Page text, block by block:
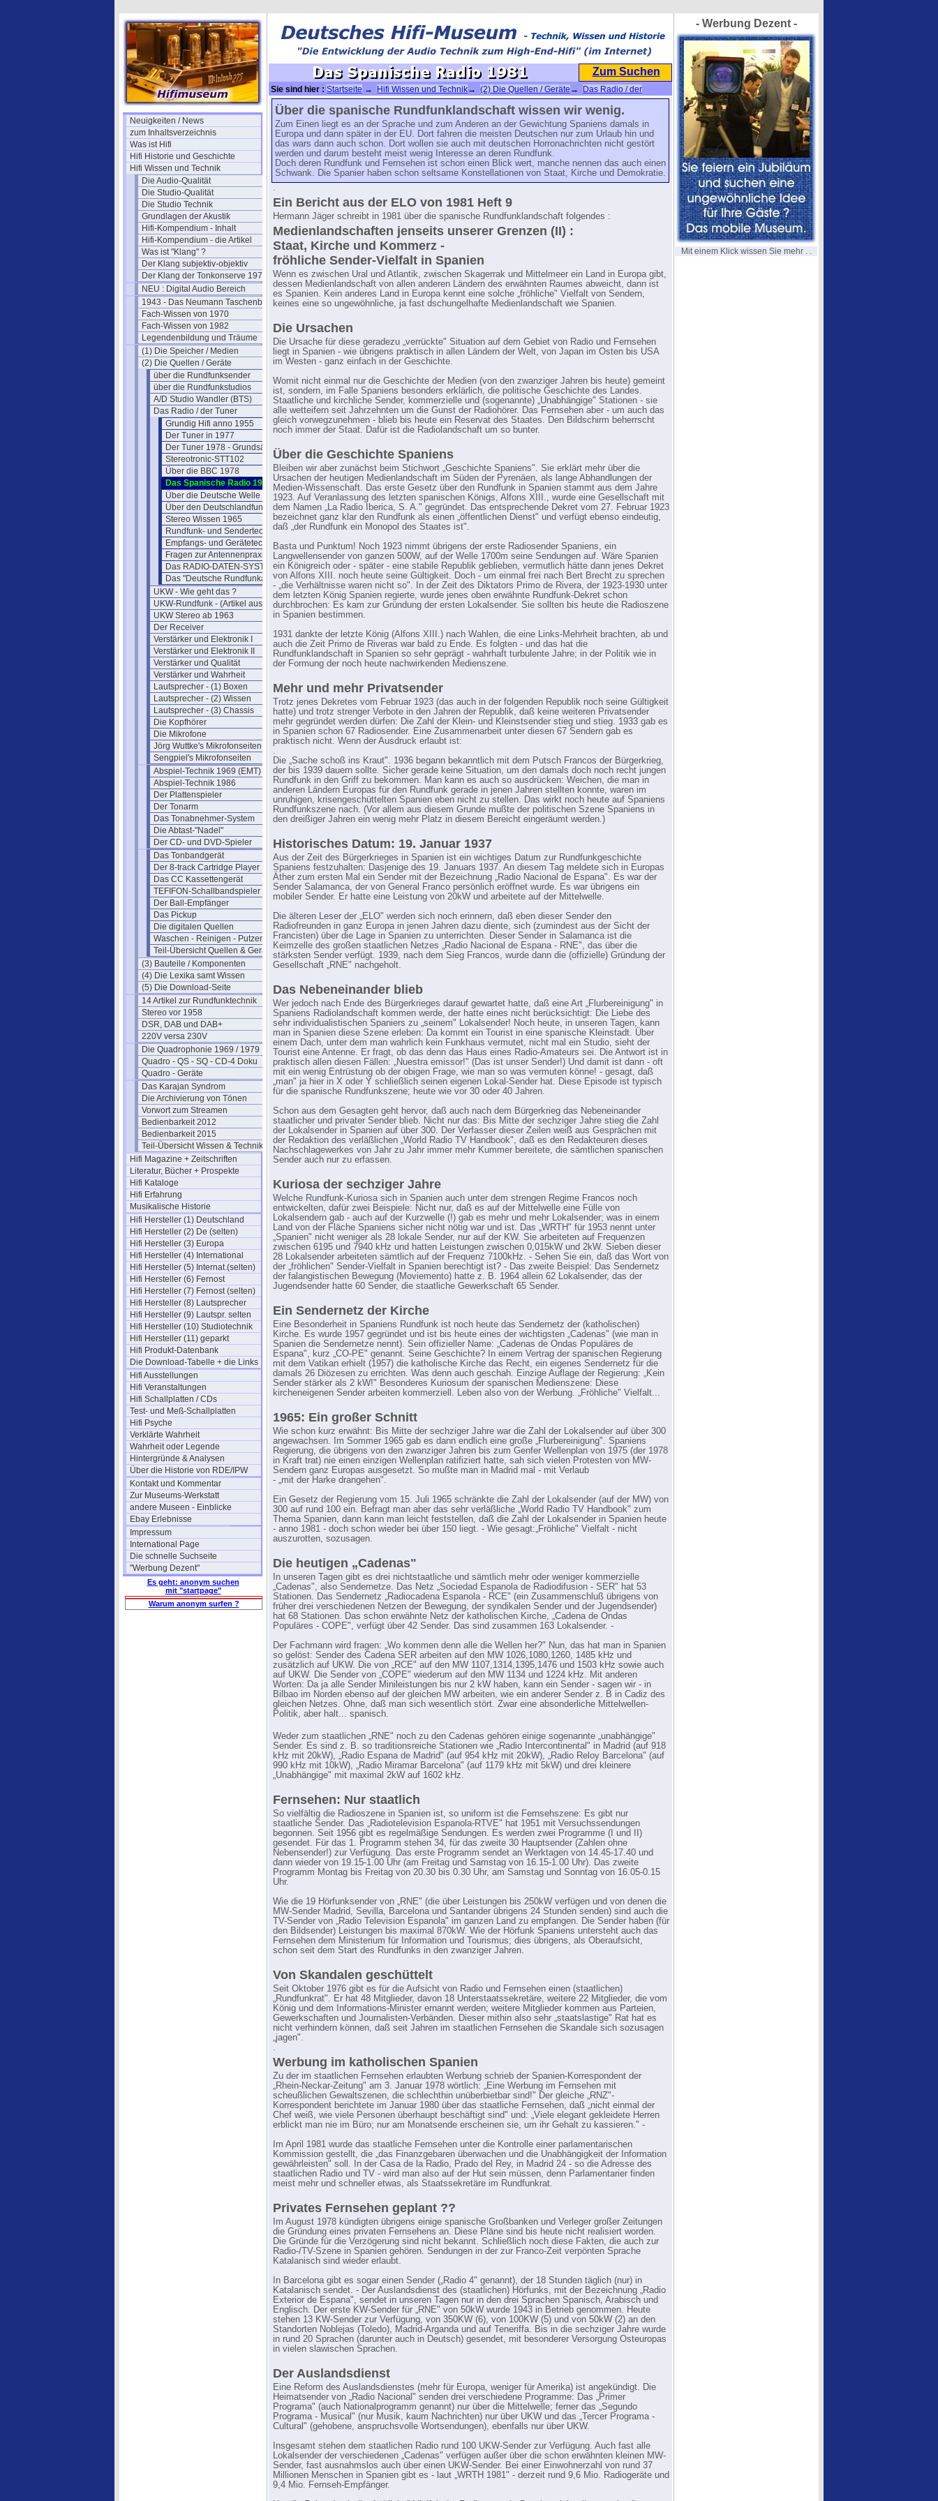
Neuigkeiten / News
zum Inhaltsverzeichnis
Was ist Hifi
Hifi Historie und Geschichte
Hifi Wissen und Technik
Die Audio-Qualität
Die Studio-Qualität
Die Studio Technik
Grundlagen der Akustik
Hifi-Kompendium - Inhalt
Hifi-Kompendium - die Artikel
Was ist "Klang" ?
Der Klang subjektiv-objektiv
Der Klang der Tonkonserve 1979
NEU : Digital Audio Bereich
1943 - Das Neumann Taschenbuch
Fach-Wissen von 1970
Fach-Wissen von 1982
Legendenbildung und Träume
(1) Die Speicher / Medien
(2) Die Quellen / Geräte
über die Rundfunksender
über die Rundfunkstudios
A/D Studio Wandler (BTS)
Das Radio / der Tuner
Grundig Hifi anno 1955
Der Tuner in 1977
Der Tuner 1978 - Grundsätzliches
Stereotronic-STT102
Über die BBC 1978
Das Spanische Radio 1981
Über die Deutsche Welle 1980
Über den Deutschlandfunk 1980
Stereo Wissen 1965
Rundfunk- und Sendertechnik
Empfangs- und Gerätetechnik
Fragen zur Antennenpraxis 1982
Das RADIO-DATEN-SYSTEM
Das "Deutsche Rundfunkarchiv"
UKW - Wie geht das ?
UKW-Rundfunk - (Artikel aus 1950)
UKW Stereo ab 1963
Der Receiver
Verstärker und Elektronik I
Verstärker und Elektronik II
Verstärker und Qualität
Verstärker und Wahrheit
Lautsprecher - (1) Boxen
Lautsprecher - (2) Wissen
Lautsprecher - (3) Chassis
Die Kopfhörer
Die Mikrofone
Jörg Wuttke's Mikrofonseiten
Sengpiel's Mikrofonseiten
Abspiel-Technik 1969 (EMT)
Abspiel-Technik 1986
Der Plattenspieler
Der Tonarm
Das Tonabnehmer-System
Die Abtast-"Nadel"
Der CD- und DVD-Spieler
Das Tonbandgerät
Der 8-track Cartridge Player
Das CC Kassettengerät
TEFIFON-Schallbandspieler (1950)
Der Ball-Empfänger
Das Pickup
Die digitalen Quellen
Waschen - Reinigen - Putzen
Teil-Übersicht Quellen & Geräte
(3) Bauteile / Komponenten
(4) Die Lexika samt Wissen
(5) Die Download-Seite
14 Artikel zur Rundfunktechnik
Stereo vor 1958
DSR, DAB und DAB+
220V versa 230V
Die Quadrophonie 1969 / 1979
Quadro - QS - SQ - CD-4 Doku
Quadro - Geräte
Das Karajan Syndrom
Die Archivierung von Tönen
Vorwort zum Streamen
Bedienbarkeit 2012
Bedienbarkeit 2015
Teil-Übersicht Wissen & Technik
Hifi Magazine + Zeitschriften
Literatur, Bücher + Prospekte
Hifi Kataloge
Hifi Erfahrung
Musikalische Historie
Hifi Hersteller (1) Deutschland
Hifi Hersteller (2) De (selten)
Hifi Hersteller (3) Europa
Hifi Hersteller (4) International
Hifi Hersteller (5) Internat.(selten)
Hifi Hersteller (6) Fernost
Hifi Hersteller (7) Fernost (selten)
Hifi Hersteller (8) Lautsprecher
Hifi Hersteller (9) Lautspr. selten
Hifi Hersteller (10) Studiotechnik
Hifi Hersteller (11) geparkt
Hifi Produkt-Datenbank
Die Download-Tabelle + die Links
Hifi Ausstellungen
Hifi Veranstaltungen
Hifi Schallplatten / CDs
Test- und Meß-Schallplatten
Hifi Psyche
Verklärte Wahrheit
Wahrheit oder Legende
Hintergründe & Analysen
Über die Historie von RDE/IPW
Kontakt und Kommentar
Zur Museums-Werkstatt
andere Museen - Einblicke
Ebay Erlebnisse
Impressum
International Page
Die schnelle Suchseite
"Werbung Dezent"
Es geht: anonym suchen
mit "startpage"
Warum anonym surfen ?
Zum Suchen
Sie sind hier : Startseite → Hifi Wissen und Technik→ (2) Die Quellen / Geräte →
Das Radio / der
Tuner→ Das Spanische Radio 1981
Über die spanische Rundfunklandschaft wissen wir wenig.
Zum Einen liegt es an der Sprache und zum Anderen an der Gewichtung Spaniens damals in
Europa und dann später in der EU. Dort fahren die meisten Deutschen nur zum Urlaub hin und
das wars dann auch schon. Dort wollen sie auch mit deutschen Horronachrichten nicht gestört
werden und darum besteht meist wenig Interesse an deren Rundfunk.
Doch deren Rundfunk und Fernsehen ist schon einen Blick wert, manche nennen das auch einen
Schwank. Die Spanier haben schon seltsame Konstellationen von Staat, Kirche und Demokratie.
.
Ein Bericht aus der ELO von 1981 Heft 9
Hermann Jäger schreibt in 1981 über die spanische Rundfunklandschaft folgendes :
Medienlandschaften jenseits unserer Grenzen (II) :
Staat, Kirche und Kommerz -
fröhliche Sender-Vielfalt in Spanien
Wenn es zwischen Ural und Atlantik, zwischen Skagerrak und Mittelmeer ein Land in Europa gibt,
dessen Medienlandschaft von allen anderen Ländern des erwähnten Raumes abweicht, dann ist
es Spanien. Kein anderes Land in Europa kennt eine solche „fröhliche" Vielfalt von Sendern,
keines eine so ungewöhnliche, ja fast dschungelhafte Medienlandschaft wie Spanien.
Die Ursachen
Die Ursache für diese geradezu „verrückte" Situation auf dem Gebiet von Radio und Fernsehen
liegt in Spanien - wie übrigens praktisch in allen Ländern der Welt, von Japan im Osten bis USA
im Westen - ganz einfach in der Geschichte.
Womit nicht einmal nur die Geschichte der Medien (von den zwanziger Jahren bis heute) gemeint
ist, sondern, im Falle Spaniens besonders erklärlich, die politische Geschichte des Landes.
Staatliche und kirchliche Sender, kommerzielle und (sogenannte) „Unabhängige" Stationen - sie
alle wetteifern seit Jahrzehnten um die Gunst der Radiohörer. Das Fernsehen aber - um auch das
gleich vorwegzunehmen - blieb bis heute ein Reservat des Staates. Den Bildschirm beherrscht
noch immer der Staat. Dafür ist die Radiolandschaft um so bunter.
Über die Geschichte Spaniens
Bleiben wir aber zunächst beim Stichwort „Geschichte Spaniens". Sie erklärt mehr über die
Ursachen der heutigen Medienlandschaft im Süden der Pyrenäen, als lange Abhandlungen der
Medien-Wissenschaft. Das erste Gesetz über den Rundfunk in Spanien stammt aus dem Jahre
1923. Auf Veranlassung des letzten spanischen Königs, Alfons XIII., wurde eine Gesellschaft mit
dem Namen „La Radio Iberica, S. A." gegründet. Das entsprechende Dekret vom 27. Februar 1923
bezeichnet ganz klar den Rundfunk als einen „öffentlichen Dienst" und verfügt ebenso eindeutig,
daß „der Rundfunk ein Monopol des Staates ist".
Basta und Punktum! Noch 1923 nimmt übrigens der erste Radiosender Spaniens, ein
Langwellensender von ganzen 500W, auf der Welle 1700m seine Sendungen auf. Wäre Spanien
ein Königreich oder - später - eine stabile Republik geblieben, vermutlich hätte dann jenes Dekret
von Alfons XIII. noch heute seine Gültigkeit. Doch - um einmal frei nach Bert Brecht zu sprechen
- „die Verhältnisse waren nicht so". In der Zeit des Diktators Primo de Rivera, der 1923-1930 unter
dem letzten König Spanien regierte, wurde jenes oben erwähnte Rundfunk-Dekret schon
durchbrochen: Es kam zur Gründung der ersten Lokalsender. Sie sollten bis heute die Radioszene
in Spanien bestimmen.
1931 dankte der letzte König (Alfons XIII.) nach Wahlen, die eine Links-Mehrheit brachten, ab und
auch die Zeit Primo de Riveras war bald zu Ende. Es folgten - und das hat die
Rundfunklandschaft in Spanien so sehr geprägt - wahrhaft turbulente Jahre; in der Politik wie in
der Formung der noch heute nachwirkenden Medienszene.
Mehr und mehr Privatsender
Trotz jenes Dekretes vom Februar 1923 (das auch in der folgenden Republik noch seine Gültigkeit
hatte) und trotz strenger Verbote in den Jahren der Republik, daß keine weiteren Privatsender
mehr gegründet werden dürfen: Die Zahl der Klein- und Kleinstsender stieg und stieg. 1933 gab es
in Spanien schon 67 Radiosender. Eine Zusammenarbeit unter diesen 67 Sendern gab es
praktisch nicht. Wenn der Ausdruck erlaubt ist:
.
Die „Sache schoß ins Kraut". 1936 begann bekanntlich mit dem Putsch Francos der Bürgerkrieg,
der bis 1939 dauern sollte. Sicher gerade keine Situation, um den damals doch noch recht jungen
Rundfunk in den Griff zu bekommen. Man kann es auch so ausdrücken: Weichen, die man in
anderen Ländern Europas für den Rundfunk gerade in jenen Jahren stellten konnte, waren im
unruhigen, krisengeschüttelten Spanien eben nicht zu stellen. Das wirkt noch heute auf Spaniens
Rundfunkszene nach. (Vor allem aus diesem Grunde mußte der politischen Szene Spaniens in
den dreißiger Jahren ein wenig mehr Platz in diesem Bereicht eingeräumt werden.)
Historisches Datum: 19. Januar 1937
Aus der Zeit des Bürgerkrieges in Spanien ist ein wichtiges Datum zur Rundfunkgeschichte
Spaniens festzuhalten: Dasjenige des 19. Januars 1937. An diesem Tag meldete sich in Europas
Äther zum ersten Mal ein Sender mit der Bezeichnung „Radio Nacional de Espana". Es war der
Sender Salamanca, der von General Franco persönlich eröffnet wurde. Es war übrigens ein
mobiler Sender. Er hatte eine Leistung von 20kW und arbeitete auf der Mittelwelle.
Die älteren Leser der „ELO" werden sich noch erinnern, daß eben dieser Sender den
Radiofreunden in ganz Europa in jenen Jahren dazu diente, sich (zumindest aus der Sicht der
Francisten) über die Lage in Spanien zu unterrichten. Dieser Sender in Salamanca ist die
Keimzelle des großen staatlichen Netzes „Radio Nacional de Espana - RNE", das über die
stärksten Sender verfügt. 1939, nach dem Sieg Francos, wurde dann die (offizielle) Gründung der
Gesellschaft „RNE" nachgeholt.
Das Nebeneinander blieb
Wer jedoch nach Ende des Bürgerkrieges darauf gewartet hatte, daß eine Art „Flurbereinigung" in
Spaniens Radiolandschaft kommen werde, der hatte eines nicht berücksichtigt: Die Liebe des
sehr individualistischen Spaniers zu „seinem" Lokalsender! Noch heute, in unseren Tagen, kann
man in Spanien diese Szene erleben: Da kommt ein Tourist in eine spanische Kleinstadt. Über
einem Dach, unter dem man wahrlich kein Funkhaus vermutet, nicht mal ein Studio, sieht der
Tourist eine Antenne. Er fragt, ob das denn das Haus eines Radio-Amateurs sei. Die Antwort ist in
praktisch allen diesen Fällen: „Nuestra emissor!" (Das ist unser Sender!) Und damit ist dann - oft
mit ein wenig Entrüstung ob der obigen Frage, wie man so was vermuten könne! - gesagt, daß
„man" ja hier in X oder Y schließlich seinen eigenen Lokal-Sender hat. Diese Episode ist typisch
für die spanische Rundfunkszene; heute wie vor 30 oder 40 Jahren.
Schon aus dem Gesagten geht hervor, daß auch nach dem Bürgerkrieg das Nebeneinander
staatlicher und privater Sender blieb. Nicht nur das: Bis Mitte der sechziger Jahre stieg die Zahl
der Lokalsender in Spanien auf über 300. Der Verfasser dieser Zeilen weiß aus Gesprächen mit
der Redaktion des verläßlichen „World Radio TV Handbook", daß es den Redakteuren dieses
Nachschlagewerkes von Jahr zu Jahr immer mehr Kummer bereitete, die sämtlichen spanischen
Sender auch nur zu erfassen.
Kuriosa der sechziger Jahre
Welche Rundfunk-Kuriosa sich in Spanien auch unter dem strengen Regime Francos noch
entwickelten, dafür zwei Beispiele: Nicht nur, daß es auf der Mittelwelle eine Fülle von
Lokalsendern gab - auch auf der Kurzwelle (!) gab es mehr und mehr Lokalsender; was in einem
Land von der Fläche Spaniens sicher nicht nötig war und ist. Das „WRTH" für 1953 nennt unter
„Spanien" nicht weniger als 28 lokale Sender, nur auf der KW. Sie arbeiteten auf Frequenzen
zwischen 6195 und 7940 kHz und hatten Leistungen zwischen 0,015kW und 2kW. Sieben dieser
28 Lokalsender arbeiteten sämtlich auf der Frequenz 7100kHz. - Sehen Sie ein, daß das Wort von
der „fröhlichen" Sender-Vielfalt in Spanien berechtigt ist? - Das zweite Beispiel: Das Sendernetz
der falangistischen Bewegung (Moviemento) hatte z. B. 1964 allein 62 Lokalsender, das der
Jugendsender hatte 60 Sender, die staatliche Gewerkschaft 65 Sender.
Ein Sendernetz der Kirche
Eine Besonderheit in Spaniens Rundfunk ist noch heute das Sendernetz der (katholischen)
Kirche. Es wurde 1957 gegründet und ist bis heute eines der wichtigsten „Cadenas" (wie man in
Spanien die Sendernetze nennt). Sein offizieller Name: „Cadenas de Ondas Populäres de
Espana", kurz „CO-PE" genannt. Seine Geschichte? In einem Vertrag der spanischen Regierung
mit dem Vatikan erhielt (1957) die katholische Kirche das Recht, ein eigenes Sendernetz für die
damals 26 Diözesen zu errichten. Was denn auch geschah. Einzige Auflage der Regierung: „Kein
Sender stärker als 2 kW!" Besonderes Kuriosum der spanischen Medienszene: Diese
kircheneigenen Sender arbeiten kommerziell. Leben also von der Werbung. „Fröhliche" Vielfalt...
1965: Ein großer Schnitt
Wie schon kurz erwähnt: Bis Mitte der sechziger Jahre war die Zahl der Lokalsender auf über 300
angewachsen. Im Sommer 1965 gab es dann endlich eine große „Flurbereinigung". Spaniens
Regierung, die übrigens von den zwanziger Jahren bis zum Genfer Wellenplan von 1975 (der 1978
in Kraft trat) nie einen einzigen Wellenplan ratifiziert hatte, sah sich vielen Protesten von MW-
Sendern ganz Europas ausgesetzt. So mußte man in Madrid mal - mit Verlaub
- „mit der Harke drangehen".
Ein Gesetz der Regierung vom 15. Juli 1965 schränkte die Zahl der Lokalsender (auf der MW) von
300 auf rund 100 ein. Befragt man aber das sehr verläßliche „World Radio TV Handbook" zum
Thema Spanien, dann kann man leicht feststellen, daß die Zahl der Lokalsender in Spanien heute
- anno 1981 - doch schon wieder bei über 150 liegt. - Wie gesagt:„Fröhliche" Vielfalt - nicht
auszurotten, sozusagen.
Die heutigen „Cadenas"
In unseren Tagen gibt es drei nichtstaatliche und sämtlich mehr oder weniger kommerzielle
„Cadenas", also Sendernetze. Das Netz „Sociedad Espanola de Radiodifusion - SER" hat 53
Stationen. Das Sendernetz „Radiocadena Espanola - RCE" (ein Zusammenschluß übrigens von
früher drei verschiedenen Netzen der Bewegung, der syndikalen Sender und der Jugendsender)
hat 68 Stationen. Das schon erwähnte Netz der katholischen Kirche, „Cadena de Ondas
Populäres - COPE", verfügt über 42 Sender. Das sind zusammen 163 Lokalsender. -
Der Fachmann wird fragen: „Wo kommen denn alle die Wellen her?" Nun, das hat man in Spanien
so gelöst: Sender des Cadena SER arbeiten auf den MW 1026,1080,1260, 1485 kHz und
zusätzlich auf UKW. Die von „RCE" auf den MW 1107,1314,1395,1476 und 1503 kHz sowie auch
auf UKW. Die Sender von „COPE" wiederum auf den MW 1134 und 1224 kHz. Mit anderen
Worten: Da ja alle Sender Minileistungen bis nur 2 kW haben, kann ein Sender - sagen wir - in
Bilbao im Norden ebenso auf der gleichen MW arbeiten, wie ein anderer Sender z. B in Cadiz des
gleichen Netzes. Ohne, daß man sich wesentlich stört. Zwar eine absonderliche Mittelwellen-
Politik, aber halt... spanisch.
Weder zum staatlichen „RNE" noch zu den Cadenas gehören einige sogenannte „unabhängige"
Sender. Es sind z. B. so traditionsreiche Stationen wie „Radio Intercontinental" in Madrid (auf 918
kHz mit 20kW), „Radio Espana de Madrid" (auf 954 kHz mit 20kW), „Radio Reloy Barcelona" (auf
990 kHz mit 10kW), „Radio Miramar Barcelona" (auf 1179 kHz mit 5kW) und drei kleinere
„Unabhängige" mit maximal 2kW auf 1602 kHz.
Fernsehen: Nur staatlich
So vielfältig die Radioszene in Spanien ist, so uniform ist die Fernsehszene: Es gibt nur
staatliche Sender. Das „Radiotelevision Espanola-RTVE" hat 1951 mit Versuchssendungen
begonnen. Seit 1956 gibt es regelmäßige Sendungen. Es werden zwei Programme (I und II)
gesendet. Für das 1. Programm stehen 34, für das zweite 30 Hauptsender (Zahlen ohne
Nebensender!) zur Verfügung. Das erste Programm sendet an Werktagen von 14.45-17.40 und
dann wieder von 19.15-1.00 Uhr (am Freitag und Samstag von 16.15-1.00 Uhr). Das zweite
Programm Montag bis Freitag von 20.30 bis 0.30 Uhr, am Samstag und Sonntag von 16.05-0.15
Uhr.
Wie die 19 Hörfunksender von „RNE" (die über Leistungen bis 250kW verfügen und von denen die
MW-Sender Madrid, Sevilla, Barcelona und Santander übrigens 24 Stunden senden) sind auch die
TV-Sender von „Radio Television Espanola" im ganzen Land zu empfangen. Die Sender haben (für
den Bildsender) Leistungen bis maximal 870kW. Wie der Hörfunk Spaniens untersteht auch das
Fernsehen dem Ministerium für Information und Tourismus; dies übrigens, als Oberaufsicht,
schon seit dem Start des Rundfunks in den zwanziger Jahren.
Von Skandalen geschüttelt
Seit Oktober 1976 gibt es für die Aufsicht von Radio und Fernsehen einen (staatlichen)
„Rundfunkrat". Er hat 48 Mitglieder, davon 18 Unterstaatssekretäre, weitere 22 Mitglieder, die vom
König und dem Informations-Minister ernannt werden; weitere Mitglieder kommen aus Parteien,
Gewerkschaften und Journalisten-Verbänden. Dieser mithin also sehr „staatslastige" Rat hat es
nicht verhindern können, daß seit Jahren im staatlichen Fernsehen die Skandale sich sozusagen
„jagen".
.
Werbung im katholischen Spanien
Zu der im staatlichen Fernsehen erlaubten Werbung schrieb der Spanien-Korrespondent der
„Rhein-Neckar-Zeitung" am 3. Januar 1978 wörtlich: „Eine Werbung im Fernsehen mit
scheußlichen Gewaltszenen, die schlechthin unüberbietbar sind!" Der gleiche „RNZ"-
Korrespondent berichtete im Januar 1980 über das staatliche Fernsehen, daß „nicht einmal der
Chef weiß, wie viele Personen überhaupt beschäftigt sind" und: „Viele elegant gekleidete Herren
erblickt man nie im Büro; nur am Monatsende erscheinen sie, um ihr Gehalt zu kassieren." -
Im April 1981 wurde das staatliche Fernsehen unter die Kontrolle einer parlamentarischen
Kommission gestellt, die „das Finanzgebaren überwachen und die Unabhängigkeit der Information
gewährleisten" soll. In der Casa de la Radio, Prado del Rey, in Madrid 24 - so die Adresse des
staatlichen Radio und TV - wird man also auf der Hut sein müssen, denn Parlamentarier finden
meist mehr und schneller etwas, als Staatssekretäre im Rundfunkrat.
Privates Fernsehen geplant ??
Im August 1978 kündigten übrigens einige spanische Großbanken und Verleger großer Zeitungen
die Gründung eines privaten Fernsehens an. Diese Pläne sind bis heute nicht realisiert worden.
Die Gründe für die Verzögerung sind nicht bekannt. Schließlich noch diese Fakten, die auch zur
Radio-/TV-Szene in Spanien gehören. Sendungen in der zur Franco-Zeit verpönten Sprache
Katalanisch sind wieder erlaubt.
In Barcelona gibt es sogar einen Sender („Radio 4" genannt), der 18 Stunden täglich (nur) in
Katalanisch sendet. - Der Auslandsdienst des (staatlichen) Hörfunks, mit der Bezeichnung „Radio
Exterior de Espana", sendet in unseren Tagen nur in den drei Sprachen Spanisch, Arabisch und
Englisch. Der erste KW-Sender für „RNE" von 50kW wurde 1943 in Betrieb genommen. Heute
stehen 13 KW-Sender zur Verfügung, von 350KW (6), von 100KW (5) und von 50kW (2) an den
Standorten Noblejas (Toledo), Madrid-Arganda und auf Teneriffa. Bis in die sechziger Jahre wurde
in rund 20 Sprachen (darunter auch in Deutsch) gesendet, mit besonderer Versorgung Osteuropas
in vielen slawischen Sprachen.
Der Auslandsdienst
Eine Reform des Auslandsdienstes (mehr für Europa, weniger für Amerika) ist angekündigt. Die
Heimatsender von „Radio Nacional" senden drei verschiedene Programme: Das „Primer
Programa" (auch Nationalprogramm genannt) nur über die Mittelwelle; ferner das „Segundo
Programa - Musical" (nur Musik, kaum Nachrichten) nur über UKW und das „Tercer Programa -
Cultural" (gehobene, anspruchsvolle Wortsendungen), ebenfalls nur über UKW.
Insgesamt stehen dem staatlichen Radio rund 100 UKW-Sender zur Verfügung. Auch fast alle
Lokalsender der verschiedenen „Cadenas" verfügen außer über die schon erwähnten kleinen MW-
Sender, fast ausnahmslos auch über einen UKW-Sender. Bei einer Einwohnerzahl von rund 37
Millionen Menschen in Spanien gibt es - laut „WRTH 1981" - derzeit rund 9,6 Mio. Radiogeräte und
9,4 Mio. Fernseh-Empfänger.
- Werbung Dezent -
Mit einem Klick wissen Sie mehr . .